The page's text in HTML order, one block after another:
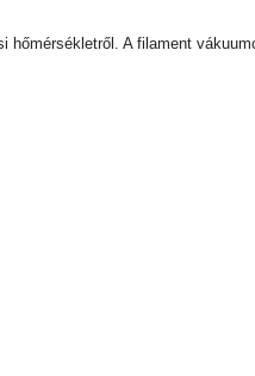
A filament